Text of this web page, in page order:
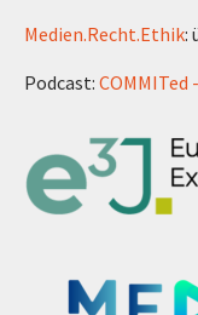
Medien.Recht.Ethik:
Podcast: